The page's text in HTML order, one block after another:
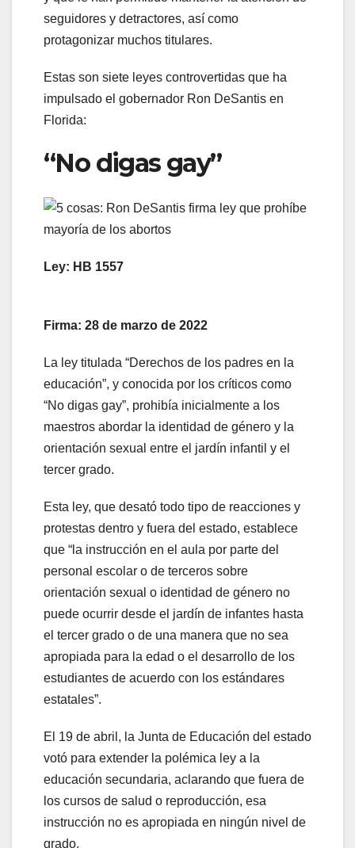
seguidores y detractores, así como
protagonizar muchos titulares.
Estas son siete leyes controvertidas que ha
impulsado el gobernador Ron DeSantis en
Florida:
“No digas gay”
Ley: HB 1557
Firma: 28 de marzo de 2022
La ley titulada “Derechos de los padres en la
educación”, y conocida por los críticos como
“No digas gay”, prohibía inicialmente a los
maestros abordar la identidad de género y la
orientación sexual entre el jardín infantil y el
tercer grado.
Esta ley, que desató todo tipo de reacciones y
protestas dentro y fuera del estado, establece
que “la instrucción en el aula por parte del
personal escolar o de terceros sobre
orientación sexual o identidad de género no
puede ocurrir desde el jardín de infantes hasta
el tercer grado o de una manera que no sea
apropiada para la edad o el desarrollo de los
estudiantes de acuerdo con los estándares
estatales”.
El 19 de abril, la Junta de Educación del estado
votó para extender la polémica ley a la
educación secundaria, aclarando que fuera de
los cursos de salud o reproducción, esa
instrucción no es apropiada en ningún nivel de
grado.